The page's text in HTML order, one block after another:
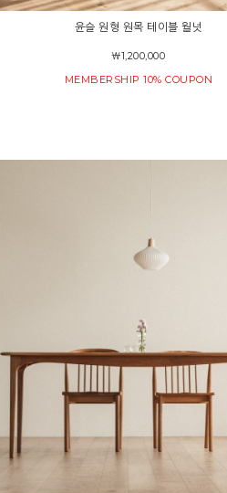
윤슬 원형 원목 테이블 월넛
￦1,200,000
MEMBERSHIP 10% COUPON